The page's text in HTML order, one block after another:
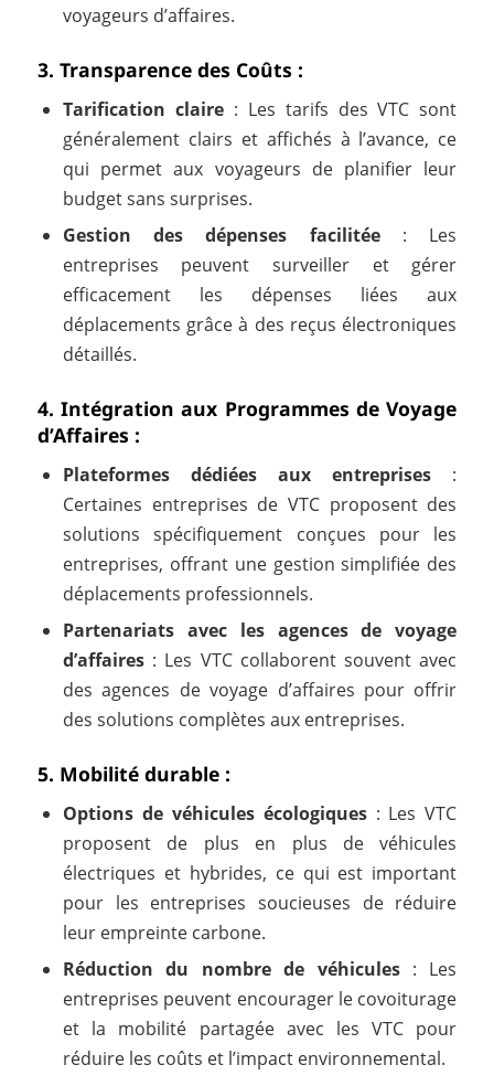
voyageurs d’affaires.
3. Transparence des Coûts :
Tarification claire: Les tarifs des VTC sont
généralement clairs et affichés à l’avance, ce
qui permet aux voyageurs de planifier leur
budget sans surprises.
Gestion des dépenses facilitée: Les
entreprises peuvent surveiller et gérer
efficacement les dépenses liées aux
déplacements grâce à des reçus électroniques
détaillés.
4. Intégration aux Programmes de Voyage
d’Affaires :
Plateformes dédiées aux entreprises :
Certaines entreprises de VTC proposent des
solutions spécifiquement conçues pour les
entreprises, offrant une gestion simplifiée des
déplacements professionnels.
Partenariats avec les agences de voyage
d’affaires: Les VTC collaborent souvent avec
des agences de voyage d’affaires pour offrir
des solutions complètes aux entreprises.
5. Mobilité durable :
Options de véhicules écologiques: Les VTC
proposent de plus en plus de véhicules
électriques et hybrides, ce qui est important
pour les entreprises soucieuses de réduire
leur empreinte carbone.
Réduction du nombre de véhicules: Les
entreprises peuvent encourager le covoiturage
et la mobilité partagée avec les VTC pour
réduire les coûts et l’impact environnemental.